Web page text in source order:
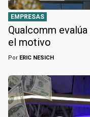
EMPRESAS
Qualcomm
el motivo
Por ERIC NESICH